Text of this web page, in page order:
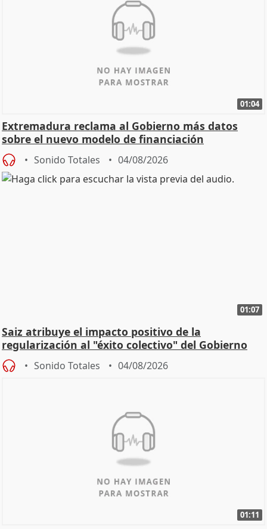
01:04
Extremadura reclama al Gobierno más datos
sobre el nuevo modelo de financiación
Sonido Totales 04/08/2026
01:07
Saiz atribuye el impacto positivo de la
regularización al "éxito colectivo" del Gobierno
Sonido Totales 04/08/2026
01:11